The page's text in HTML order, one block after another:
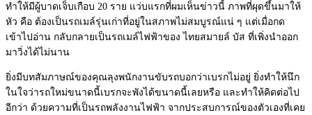
ทำให้มีผู้บาดเจ็บเกือบ 20 ราย แว่บแรกที่ผมเห็นข่าวนี้ ภาพที่ผุดขึ้นมาให้
หัว คือ ต้องเป็นรถเมล์รุ่นเก่าที่อยู่ในสภาพไม่สมบูรณ์แน่ ๆ แต่เมื่อกด
เข้าไปอ่าน กลับกลายเป็นรถเมล์ไฟฟ้าของ ไทยสมายล์ บัส ที่เพิ่งนำออก
มาวิ่งได้ไม่นาน
ยิ่งมีบทสัมภาษณ์ของคุณลุงพนักงานขับรถบอกว่าเบรกไม่อยู่ ยิ่งทำให้นึก
ในใจว่ารถใหม่ขนาดนี้เบรกจะพังได้ขนาดนี้เลยหรือ และทำให้คิดต่อไป
อีกว่า ด้วยความที่เป็นรถพลังงานไฟฟ้า จากประสบการณ์ของตัวเองที่เคย